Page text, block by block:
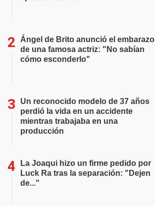
Ángel de Brito anunció el embarazo
de una famosa actriz: "No sabían
cómo esconderlo"
Un reconocido modelo de 37 años
perdió la vida en un accidente
mientras trabajaba en una
producción
La Joaqui hizo un firme pedido por
Luck Ra tras la separación: "Dejen
de..."